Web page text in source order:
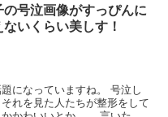
の号泣画像がすっぴんに
いくらい美しす！
になっていますね。 号泣し
れを見た人たちが整形をして